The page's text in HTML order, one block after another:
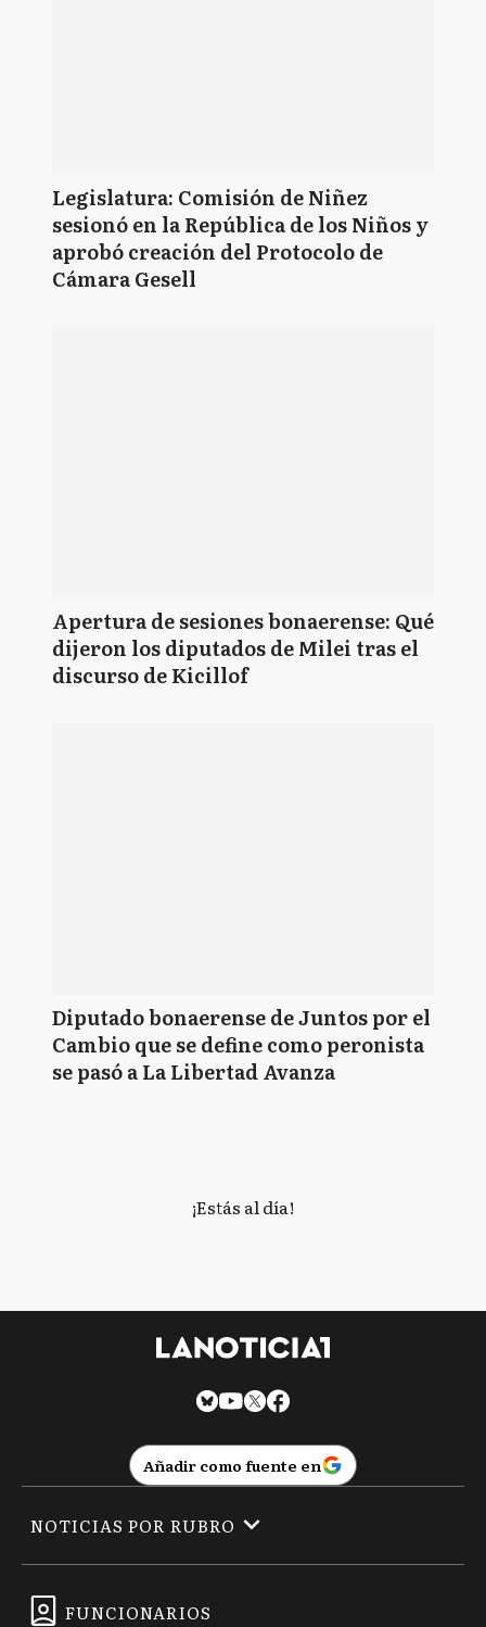
Legislatura: Comisión de Niñez
sesionó en la República de los Niños y
aprobó creación del Protocolo de
Cámara Gesell
Apertura de sesiones bonaerense: Qué
dijeron los diputados de Milei tras el
discurso de Kicillof
Diputado bonaerense de Juntos por el
Cambio que se define como peronista
se pasó a La Libertad Avanza
¡Estás al día!
Añadir como fuente en
FUNCIONARIOS
NOTICIAS POR RUBRO